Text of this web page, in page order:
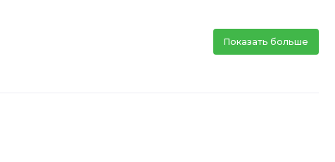
Показать больше